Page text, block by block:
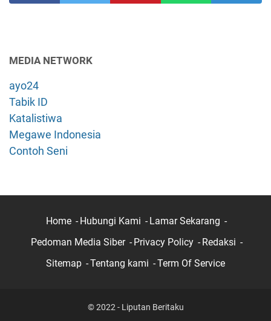
MEDIA NETWORK
ayo24
Tabik ID
Katalistiwa
Megawe Indonesia
Contoh Seni
Home Hubungi Kami
Lamar Sekarang
Pedoman Media Siber
Privacy Policy
Redaksi
Sitemap
Tentang kami Term Of Service
© 2022 - Liputan Beritaku